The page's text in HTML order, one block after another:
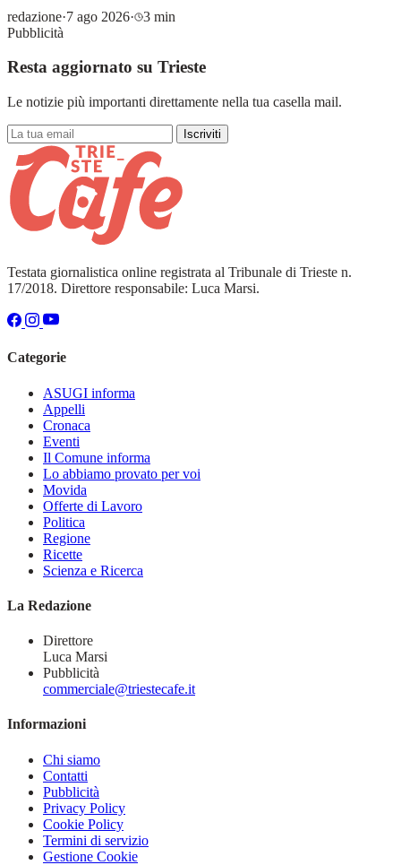
redazione·7 ago 2026·
3 min
Pubblicità
Resta aggiornato su Trieste
Le notizie più importanti direttamente nella tua casella mail.
Iscriviti
Testata giornalistica online registrata al Tribunale di Trieste n.
17/2018. Direttore responsabile: Luca Marsi.
Categorie
ASUGI informa
Appelli
Cronaca
Eventi
Il Comune informa
Lo abbiamo provato per voi
Movida
Offerte di Lavoro
Politica
Regione
Ricette
Scienza e Ricerca
La Redazione
Direttore
Luca Marsi
Pubblicità
commerciale@triestecafe.it
Informazioni
Chi siamo
Contatti
Pubblicità
Privacy Policy
Cookie Policy
Termini di servizio
Gestione Cookie